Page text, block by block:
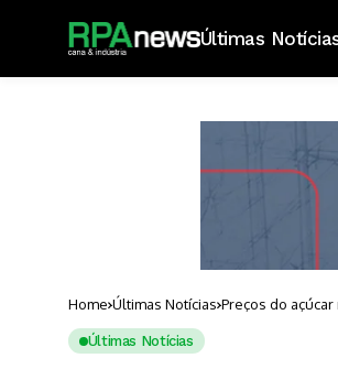
Últimas
Home Últimas Notícias Preços do
Últimas Notícias